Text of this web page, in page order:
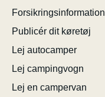
Forsikringsinformation
Publicér dit køretøj
Lej autocamper
Lej campingvogn
Lej en campervan